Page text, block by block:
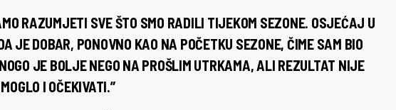
RAZUMJETI SVE ŠTO SMO RADILI TIJEKOM SEZONE. OSJEĆAJ U
JE DOBAR, PONOVNO KAO NA POČETKU SEZONE, ČIME SAM BIO
JE BOLJE NEGO NA PROŠLIM UTRKAMA, ALI REZULTAT NIJE
I OČEKIVATI.”